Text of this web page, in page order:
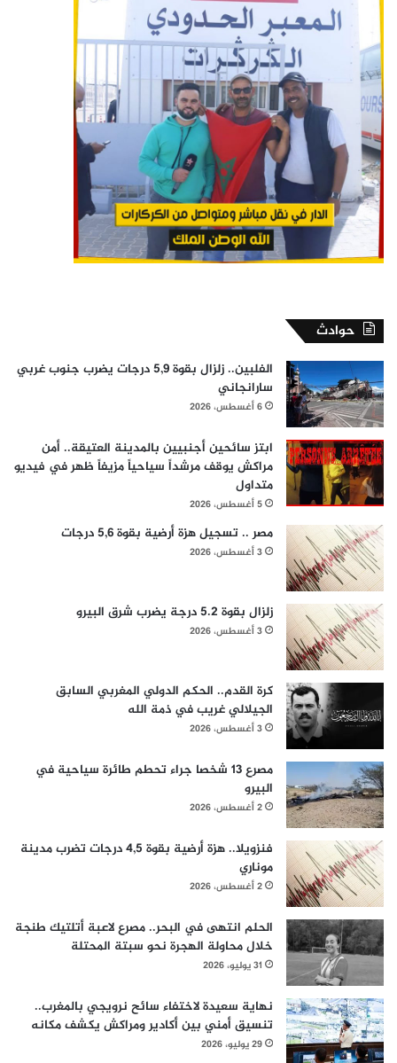
حوادث
الفلبين.. زلزال بقوة 5,9 درجات يضرب جنوب غربي
سارانجاني
6 أغسطس، 2026
ابتز سائحين أجنبيين بالمدينة العتيقة.. أمن
مراكش يوقف مرشداً سياحياً مزيفاً ظهر في فيديو
متداول
5 أغسطس، 2026
مصر .. تسجيل هزة أرضية بقوة 5,6 درجات
3 أغسطس، 2026
زلزال بقوة 5.2 درجة يضرب شرق البيرو
3 أغسطس، 2026
كرة القدم.. الحكم الدولي المغربي السابق
الجيلالي غريب في ذمة الله
3 أغسطس، 2026
مصرع 13 شخصا جراء تحطم طائرة سياحية في
البيرو
2 أغسطس، 2026
فنزويلا.. هزة أرضية بقوة 4,5 درجات تضرب مدينة
موناري
2 أغسطس، 2026
الحلم انتهى في البحر.. مصرع لاعبة أتلتيك طنجة
خلال محاولة الهجرة نحو سبتة المحتلة
31 يوليو، 2026
نهاية سعيدة لاختفاء سائح نرويجي بالمغرب..
تنسيق أمني بين أكادير ومراكش يكشف مكانه
29 يوليو، 2026